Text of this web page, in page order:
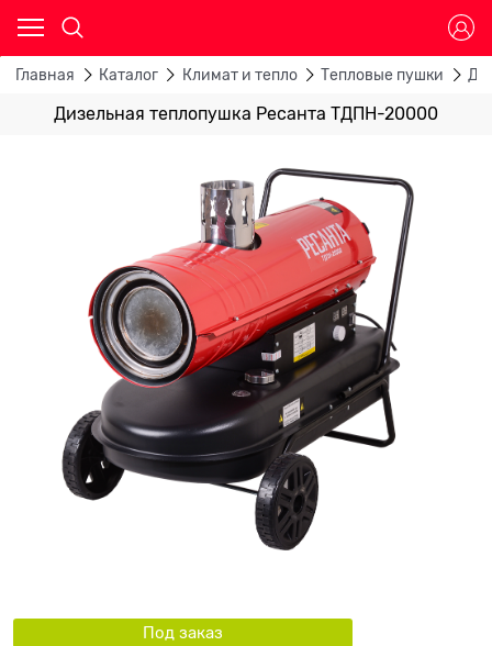
Главная Каталог Климат и тепло Тепловые пушки
Дизельная теплопушка Ресанта ТДПН-20000
Под заказ